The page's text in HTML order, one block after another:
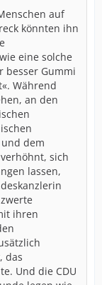
auf
könnten ihn
eine solche
besser Gummi
Während
an den
dem
sich
lassen,
ihren
das
Und die CDU